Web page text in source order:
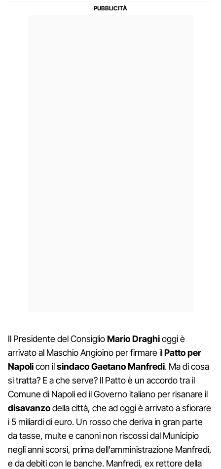
Il Presidente del ConsiglioMario Draghioggi è
arrivato al Maschio Angioino per firmare ilPatto per
Napolicon ilsindaco Gaetano Manfredi. Ma di cosa
si tratta? E a che serve? Il Patto è un accordo tra il
Comune di Napoli ed il Governo italiano per risanare il
disavanzodella città, che ad oggi è arrivato a sfiorare
i 5 miliardi di euro. Un rosso che deriva in gran parte
da tasse, multe e canoni non riscossi dal Municipio
negli anni scorsi, prima dell'amministrazione Manfredi,
e da debiti con le banche. Manfredi, ex rettore della